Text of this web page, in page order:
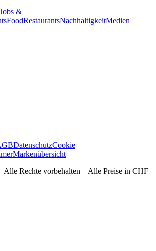
Jobs &
FoodRestaurantsNachhaltigkeitMedien
DatenschutzCookie
Markenübersicht–
Rechte vorbehalten – Alle Preise in CHF